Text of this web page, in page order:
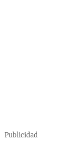
Publicidad